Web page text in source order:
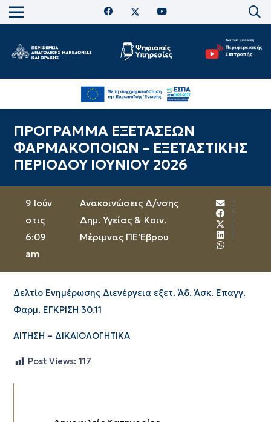
ΠΡΟΓΡΑΜΜΑ ΕΞΕΤΑΣΕΩΝ
ΦΑΡΜΑΚΟΠΟΙΩΝ – ΕΞΕΤΑΣΤΙΚΗΣ
ΠΕΡΙΟΔΟΥ ΙΟΥΝΙΟΥ 2026
9 Ιούν
στις
6:09
am
Ανακοινώσεις Δ/νσης
Δημ. Υγείας & Κοιν.
Μέριμνας ΠΕ Έβρου
Δελτίο Ενημέρωσης Διενέργεια εξετ. Άδ. Άσκ. Επαγγ.
Φαρμ. ΕΓΚΡΙΣΗ 30.11
ΑΙΤΗΣΗ – ΔΙΚΑΙΟΛΟΓΗΤΙΚΑ
Post Views: 117